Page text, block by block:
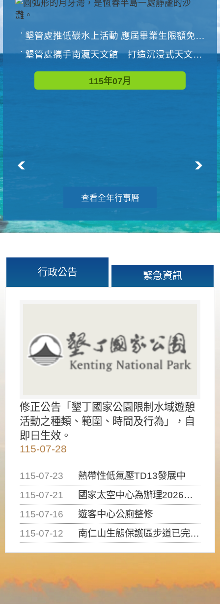
墾管處推低碳水上活動 應屆畢業生限額免費參加
墾管處攜手南瀛天文館 打造沉浸式天文探索營隊
115年07月
查看全年行事曆
行政公告 緊急資訊
修正公告「墾丁國家公園限制水域遊憩
活動之種類、範圍、時間及行為」，自
即日生效。
115-07-28
115-07-23
熱帶性低氣壓TD13發展中
115-07-21
國家太空中心為辦理2026台灣盃火箭競賽，陸、海、空域警戒及協調相關事宜，因颱風備案事宜
115-07-16
遊客中心公廁整修
115-07-12
南仁山生態保護區步道已完成修復，自115年7月13日（星期一）起恢復開放入園，歡迎民眾依規定申請入園....